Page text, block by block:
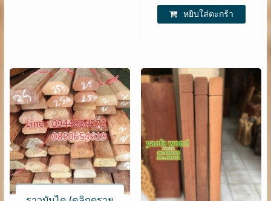
หยิบใส่ตะกร้า